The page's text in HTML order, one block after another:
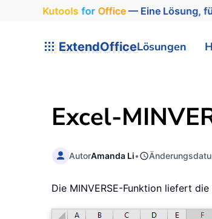
Kutools for Office— Eine Lösung,
ExtendOfficeLösungen
Excel-
AutorAmanda Li•
Die MINVERSE-Funktion liefert